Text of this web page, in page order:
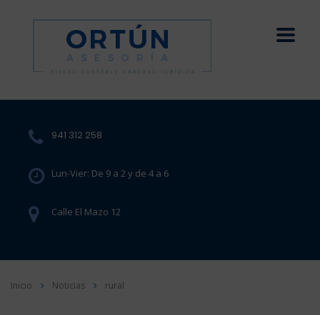
941 312 258
Lun-Vier: De 9 a 2 y de 4 a 6
Calle El Mazo 12
Inicio Noticias rural